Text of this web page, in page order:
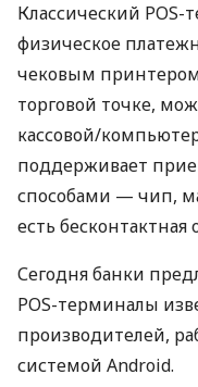
Классический
физическое
чековым
торговой точке,
кассовой/
поддерживает
способами — чип,
есть бесконтактная
Сегодня банки
POS-терминалы
производителей,
системой Android.